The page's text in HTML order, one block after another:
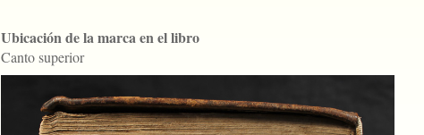
Ubicación de la marca en el libro
Canto superior